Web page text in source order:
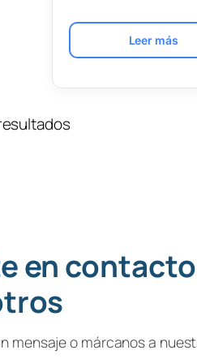
Leer más
en
mensaje o márcanos a